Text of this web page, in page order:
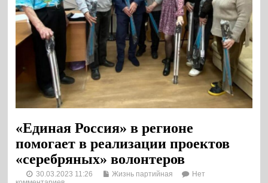
«Единая Россия» в регионе
помогает в реализации проектов
«серебряных» волонтеров
30.03.2023 11:26 Жизнь партийная
Нет